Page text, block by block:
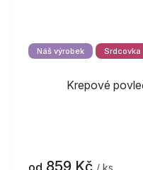
Náš výrobek Srdcovka
Krepové
od 859 Kč / ks